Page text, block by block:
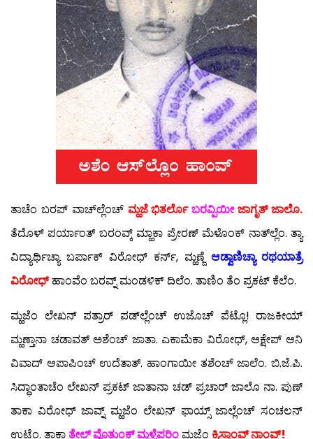
ತಾಚೆಂ ಬರಪ್ ವಾಚ್‍ಲ್ಲೆಂಚ್ ಮ್ಹಜೆ ಭಿತರ್ಲೊಬರವ್ಪಿಯೀಜಾಗೃತ್ ಜಾಲೊ.
ತೆದೊಳ್ ಪರ್ಯಾಂತ್ ಬರಂವ್ಕ್ ಮ್ಹಾಕಾ ಪ್ರೇರಣ್ ಮೆಳೊಂಕ್ ನಾತ್‍ಲ್ಲೆಂ. ತ್ಯಾ
ವಿದ್ಯಾರ್ಥಿಚ್ಯಾ ಬರ್ಪಾಕ್ ವಿರೋಧ್ ಕರ್ನ್, ಮ್ಹಣ್ಜೆ ಆಡ್ವಾಣಿಚ್ಯಾ ರಥಯಾತ್ರೆ
ವಿರೋಧ್ಹಾಂವೆಂ ಬರವ್ನ್ ಮಂಡಳಿಕ್ ದಿಲೆಂ. ತಾಣಿಂ ತೆಂ ಪ್ರಕಟ್ ಕೆಲೆಂ.
ಮ್ಹಜೆಂ ಲೇಖನ್ ಪತ್ರಾರ್ ಪಡ್‍ಲ್ಲೆಂಚ್ ಉಜೊಚ್ ಪೆಟ್ಲೊ! ರಾಜಕೀಯ್
ಮ್ಹಣ್ತಾನಾ ಚಡಾವತ್ ಅಶೆಂಚ್ ಜಾತಾ. ಎಕಾಮೆಕಾ ವಿರೋಧ್, ಆಕ್ಷೇಪ್ ಆನಿ
ವಿವಾದ್ ಆಪಾಪಿಂಚ್ ಉದೆತಾತ್. ಹಾಂಗಾಯೀ ತಶೆಂಚ್ ಜಾಲೆಂ. ಬಿ.ಜೆ.ಪಿ.
ಸಿದ್ಧಾಂತಾಚೆಂ ಲೇಖನ್ ಪ್ರಕಟ್ ಜಾತಾನಾ ಚಡ್ ಪ್ರಚಾರ್ ಜಾಲೊ ನಾ. ಪುಣ್
ತಾಕಾ ವಿರೋಧ್ ಜಾವ್ನ್ ಮ್ಹಜೆಂ ಲೇಖನ್ ಫಾಯ್ಸ್ ಜಾಲ್ಲೆಂಚ್ ಸಂಚಲನ್
ಉಟ್ಲೆಂ. ತಾಕಾತೇಲ್ ವೊತುಂಕ್ ಮ್ಹಳ್ಳೆಪರಿಂಮ್ಹಜೆಂ ಕ್ರಿಸ್ತಾಂವ್ ನಾಂವ್!